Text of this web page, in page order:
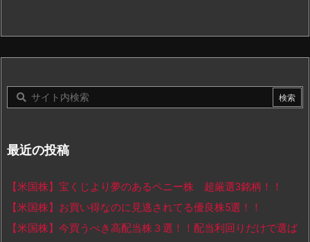
最近の投稿
【米国株】宝くじより夢のあるペニー株 超厳選3銘柄！！
【米国株】お買い得なのに見逃されてる優良株5選！！
【米国株】今買うべき高配当株３選！！配当利回りだけで選ば